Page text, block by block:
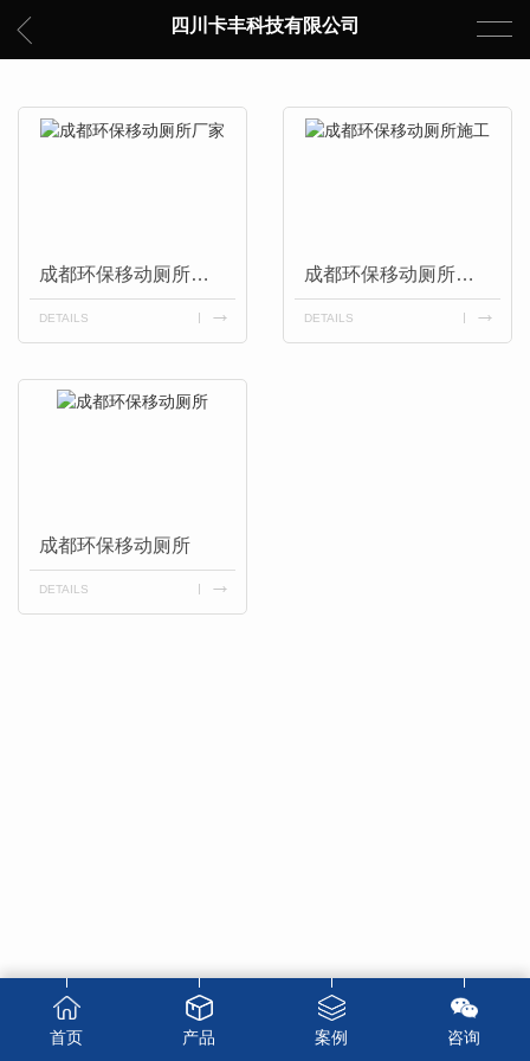
四川卡丰科技有限公司
成都环保移动厕所厂家
DETAILS
成都环保移动厕所施工
DETAILS
成都环保移动厕所
DETAILS
首页 产品 案例 咨询